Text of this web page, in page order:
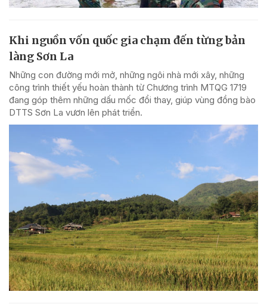
Khi nguồn vốn quốc gia chạm đến từng bản
làng Sơn La
Những con đường mới mở, những ngôi nhà mới xây, những
công trình thiết yếu hoàn thành từ Chương trình MTQG 1719
đang góp thêm những dấu mốc đổi thay, giúp vùng đồng bào
DTTS Sơn La vươn lên phát triển.